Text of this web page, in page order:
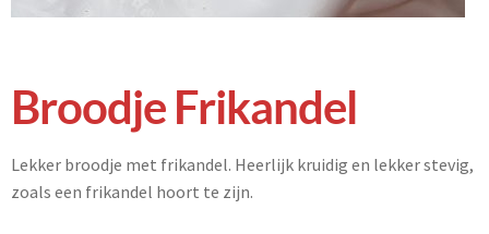
Broodje Frikandel
Lekker broodje met frikandel. Heerlijk kruidig en lekker stevig,
zoals een frikandel hoort te zijn.